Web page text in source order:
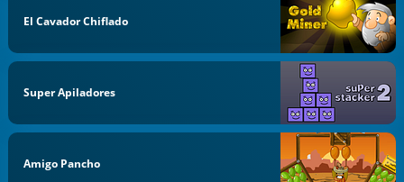
El Cavador Chiflado
Super Apiladores
Amigo Pancho